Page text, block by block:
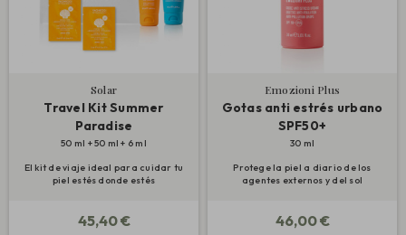
Solar
Travel Kit Summer
Paradise
50 ml + 50 ml + 6 ml
El kit de viaje ideal para cuidar tu
piel estés donde estés
45,40 €
Emozioni Plus
Gotas anti estrés urbano
SPF50+
30 ml
Protege la piel a diario de los
agentes externos y del sol
46,00 €